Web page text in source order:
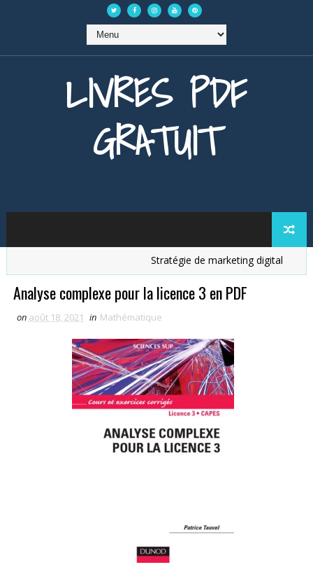
LIVRES PDF
GRATUIT
Stratégie de marketing digital
Analyse complexe pour la licence 3 en PDF
on août 18, 2021 in Mathématique